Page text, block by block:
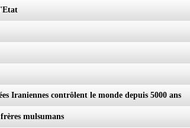
Iraniennes contrôlent le monde depuis 5000 ans
mulsumans